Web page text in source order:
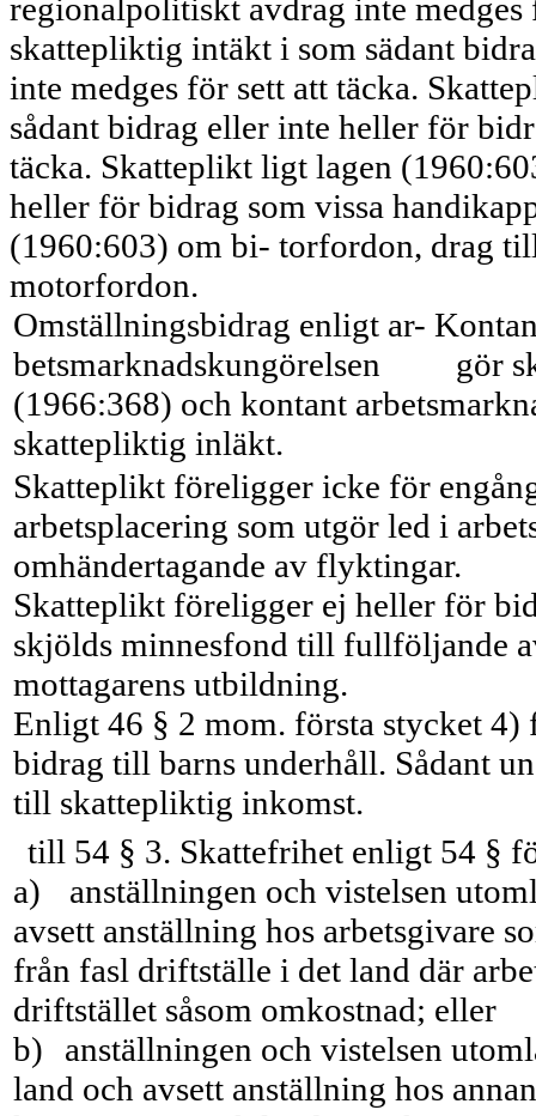
regionalpolitiskt avdrag inte
skattepliktig intäkt i som sädant
inte medges för sett att täcka.
sådant bidrag eller inte heller för
täcka. Skatteplikt ligt lagen
heller för bidrag som vissa
(1960:603) om bi- torfordon, drag
motorfordon.
Omställningsbidrag enligt ar-
betsmarknadskungörelsen
gör
(1966:368) och kontant
skattepliktig inläkt.
Skatteplikt föreligger icke för
arbetsplacering som utgör led i
omhändertagan­de av flyktingar.
Skatteplikt föreligger ej heller för
skjölds minnesfond till fullföljande
mottagarens utbildning.
Enligt 46 § 2 mom. första stycket
bidrag till barns underhåll. Sådant
till skattepliktig inkomst.
till 54 § 3. Skattefrihet enligt 54 §
a)
anställningen och vistelsen
avsett anställning hos arbetsgivare
från fasl driftställe i det land där
drift­stället såsom omkostnad; eller
b)
anställningen och vistelsen
land och avsett anställning hos